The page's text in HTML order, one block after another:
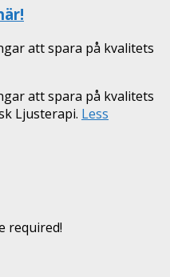
att spara på kvalitets
att spara på kvalitets
Ljusterapi. Less
required!